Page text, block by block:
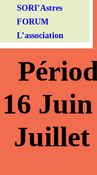
SORI’Astres
FORUM
L’association
16
Juillet